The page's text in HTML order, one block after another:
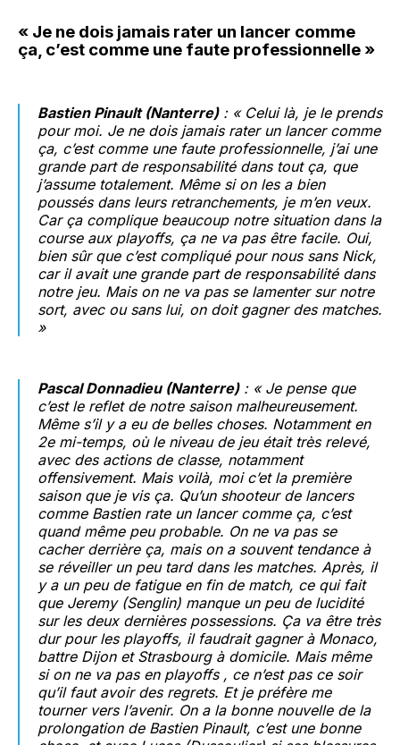
« Je ne dois jamais rater un lancer comme
ça, c’est comme une faute professionnelle »
Bastien Pinault (Nanterre): « Celui là, je le prends
pour moi. Je ne dois jamais rater un lancer comme
ça, c’est comme une faute professionnelle, j’ai une
grande part de responsabilité dans tout ça, que
j’assume totalement. Même si on les a bien
poussés dans leurs retranchements, je m’en veux.
Car ça complique beaucoup notre situation dans la
course aux playoffs, ça ne va pas être facile. Oui,
bien sûr que c’est compliqué pour nous sans Nick,
car il avait une grande part de responsabilité dans
notre jeu. Mais on ne va pas se lamenter sur notre
sort, avec ou sans lui, on doit gagner des matches.
»
Pascal Donnadieu (Nanterre): « Je pense que
c’est le reflet de notre saison malheureusement.
Même s’il y a eu de belles choses. Notamment en
2e mi-temps, où le niveau de jeu était très relevé,
avec des actions de classe, notamment
offensivement. Mais voilà, moi c’et la première
saison que je vis ça. Qu’un shooteur de lancers
comme Bastien rate un lancer comme ça, c’est
quand même peu probable. On ne va pas se
cacher derrière ça, mais on a souvent tendance à
se réveiller un peu tard dans les matches. Après, il
y a un peu de fatigue en fin de match, ce qui fait
que Jeremy (Senglin) manque un peu de lucidité
sur les deux dernières possessions. Ça va être très
dur pour les playoffs, il faudrait gagner à Monaco,
battre Dijon et Strasbourg à domicile. Mais même
si on ne va pas en playoffs , ce n’est pas ce soir
qu’il faut avoir des regrets. Et je préfère me
tourner vers l’avenir. On a la bonne nouvelle de la
prolongation de Bastien Pinault, c’est une bonne